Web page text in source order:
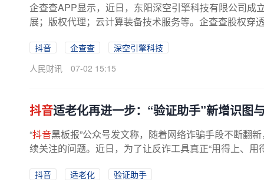
企查查APP显示，近日，东阳深空引擎科技有限公司成
展；版权代理；云计算装备技术服务等。企查查股权穿
抖音 企查查
深空引擎科技
人民财讯
07-02 15:15
抖音适老化再进一步：“验证助手”新增识图
“抖音黑板报”公众号发文称，随着网络诈骗手段不断翻
续关注的问题。近日，为了让反诈工具真正“用得上、用
抖音 适老化
验证助手